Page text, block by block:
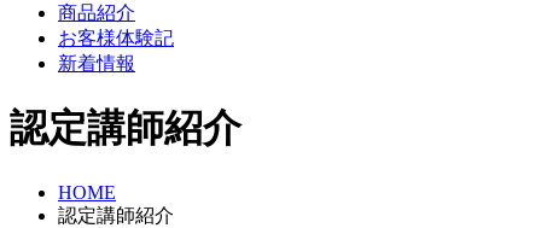
商品紹介
お客様体験記
新着情報
認定講師紹介
HOME
認定講師紹介